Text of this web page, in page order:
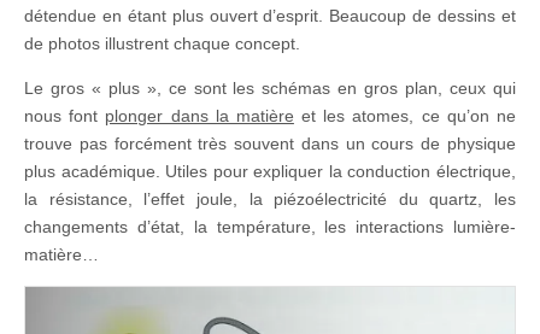
détendue en étant plus ouvert d’esprit. Beaucoup de dessins et
de photos illustrent chaque concept.
Le gros « plus », ce sont les schémas en gros plan, ceux qui
nous font plonger dans la matière et les atomes, ce qu’on ne
trouve pas forcément très souvent dans un cours de physique
plus académique. Utiles pour expliquer la conduction électrique,
la résistance, l’effet joule, la piézoélectricité du quartz, les
changements d’état, la température, les interactions lumière-
matière…